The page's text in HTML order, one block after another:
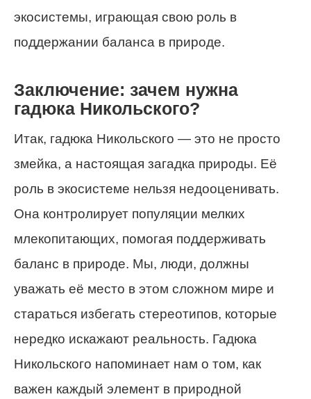
экосистемы, играющая свою роль в
поддержании баланса в природе.
Заключение: зачем нужна
гадюка Никольского?
Итак, гадюка Никольского — это не просто
змейка, а настоящая загадка природы. Её
роль в экосистеме нельзя недооценивать.
Она контролирует популяции мелких
млекопитающих, помогая поддерживать
баланс в природе. Мы, люди, должны
уважать её место в этом сложном мире и
стараться избегать стереотипов, которые
нередко искажают реальность. Гадюка
Никольского напоминает нам о том, как
важен каждый элемент в природной